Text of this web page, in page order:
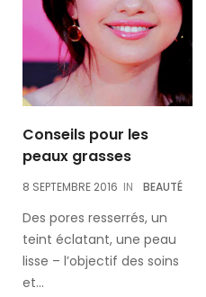
Conseils pour les
peaux grasses
8 SEPTEMBRE 2016 IN BEAUTÉ
Des pores resserrés, un
teint éclatant, une peau
lisse – l’objectif des soins
et...